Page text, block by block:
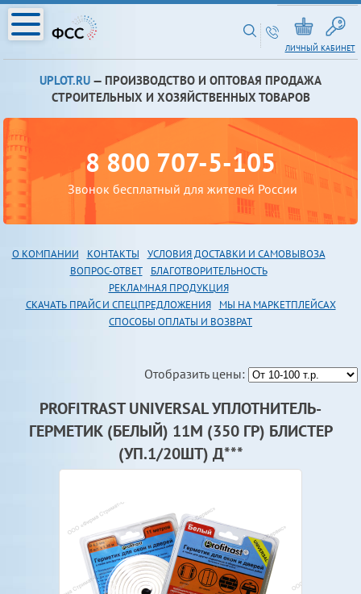
ЛИЧНЫЙ КАБИНЕТ
UPLOT.RU — ПРОИЗВОДСТВО И ОПТОВАЯ ПРОДАЖА
СТРОИТЕЛЬНЫХ И ХОЗЯЙСТВЕННЫХ ТОВАРОВ
8 800 707-5-105
Звонок бесплатный для жителей России
О КОМПАНИИ КОНТАКТЫ
УСЛОВИЯ ДОСТАВКИ И САМОВЫВОЗА
ВОПРОС-ОТВЕТ
БЛАГОТВОРИТЕЛЬНОСТЬ
РЕКЛАМНАЯ ПРОДУКЦИЯ
СКАЧАТЬ ПРАЙС И СПЕЦПРЕДЛОЖЕНИЯ
МЫ НА МАРКЕТПЛЕЙСАХ
СПОСОБЫ ОПЛАТЫ И ВОЗВРАТ
Отобразить цены:
PROFITRAST UNIVERSAL УПЛОТНИТЕЛЬ-
ГЕРМЕТИК (БЕЛЫЙ) 11М (350 ГР) БЛИСТЕР
(УП.1/20ШТ) Д***